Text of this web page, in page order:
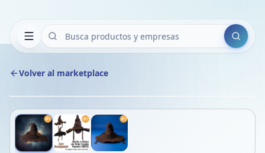
Buscar
Volver al marketplace
1/3